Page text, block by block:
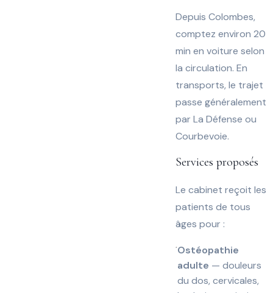
Depuis Colombes,
comptez environ 20
min en voiture selon
la circulation. En
transports, le trajet
passe généralement
par La Défense ou
Courbevoie.
Services proposés
Le cabinet reçoit les
patients de tous
âges pour :
Ostéopathie
adulte — douleurs
du dos, cervicales,